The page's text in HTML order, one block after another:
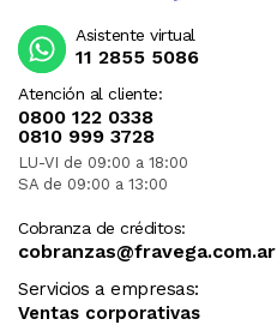
Atención al cliente:
0800 122 0338
0810 999 3728
LU-VI de 09:00 a 18:00
SA de 09:00 a 13:00
Cobranza de créditos:
cobranzas@fravega.com.ar
Servicios a empresas:
Ventas corporativas
Asistente virtual
11 2855 5086